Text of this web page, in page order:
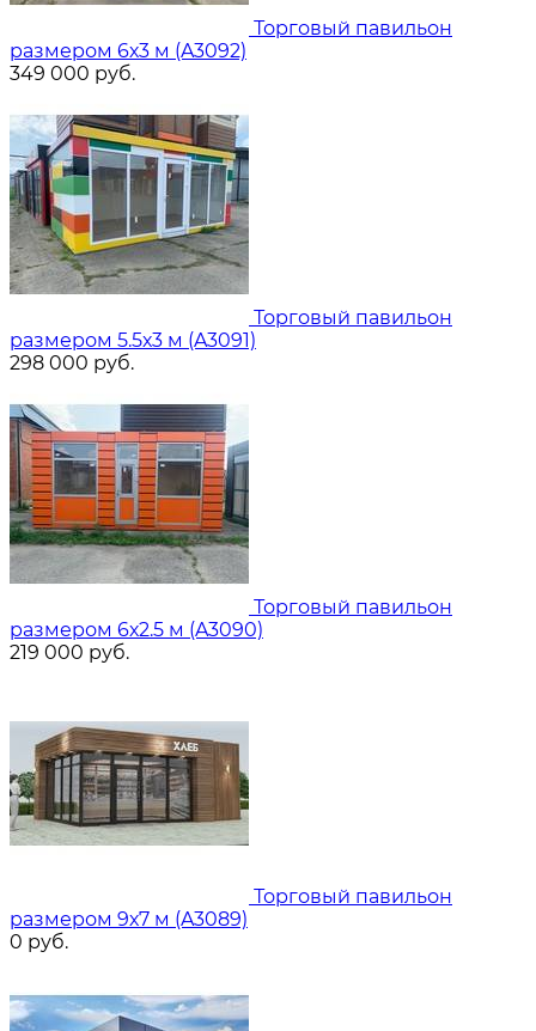
Торговый павильон
размером 6х3 м (A3092)
349 000 руб.
Торговый павильон
размером 5.5х3 м (A3091)
298 000 руб.
Торговый павильон
размером 6х2.5 м (A3090)
219 000 руб.
Торговый павильон
размером 9х7 м (A3089)
0 руб.